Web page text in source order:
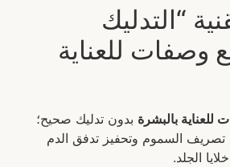
“التدليك
وصفات للعناية
للعناية بالبشرة بدون تدليك صحيح؛
السموم وتحفيز تدفق الدم
الجلد.